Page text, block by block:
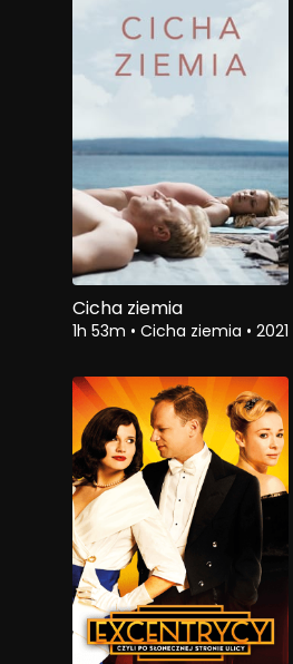
Cicha ziemia
1h 53m • Cicha ziemia • 2021